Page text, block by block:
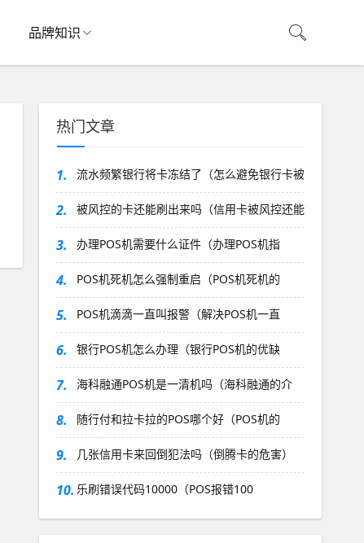
品牌知识
热门文章
1. 流水频繁银行将卡冻结了（怎么避免银行卡被
2. 被风控的卡还能刷出来吗（信用卡被风控还能
3. 办理POS机需要什么证件（办理POS机指
4. POS机死机怎么强制重启（POS机死机的
5. POS机滴滴一直叫报警（解决POS机一直
6. 银行POS机怎么办理（银行POS机的优缺
7. 海科融通POS机是一清机吗（海科融通的介
8. 随行付和拉卡拉的POS哪个好（POS机的
9. 几张信用卡来回倒犯法吗（倒腾卡的危害）
10. 乐刷错误代码10000（POS报错100